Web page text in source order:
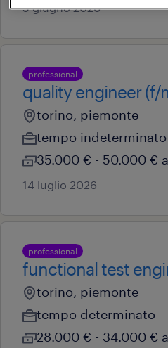
5 giugno 2026
professional
quality engineer (f/
torino, piemonte
tempo indeterminato
35.000 € - 50.000 €
14 luglio 2026
professional
functional test
torino, piemonte
tempo determinato
28.000 € - 34.000 €